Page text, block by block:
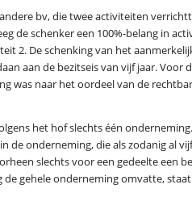
bv, die twee activiteiten
de schenker een 100%-belang in
2. De schenking van het
aan de bezitseis van vijf jaar. Voor
was naar het oordeel van de
het hof slechts één
de onderneming, die als zodanig al
slechts voor een gedeelte een
gehele onderneming omvatte,